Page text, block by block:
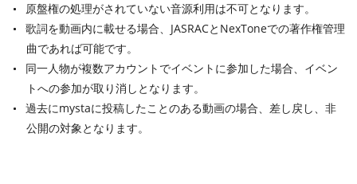
原盤権の処理がされていない音源利用は不可となります。
歌詞を動画内に載せる場合、JASRACとNexToneでの著作権管理
曲であれば可能です。
同一人物が複数アカウントでイベントに参加した場合、イベン
トへの参加が取り消しとなります。
過去にmystaに投稿したことのある動画の場合、差し戻し、非
公開の対象となります。